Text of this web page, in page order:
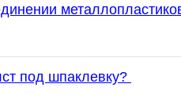
под шпаклевку?